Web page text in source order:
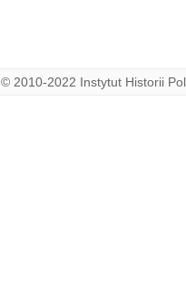
© 2010-2022 Instytut Historii